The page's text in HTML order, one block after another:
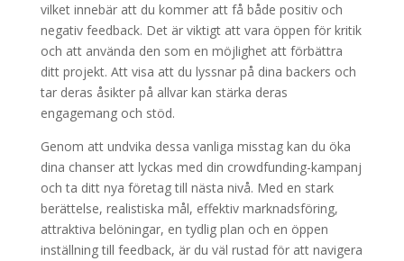
vilket innebär att du kommer att få både positiv och
negativ feedback. Det är viktigt att vara öppen för kritik
och att använda den som en möjlighet att förbättra
ditt projekt. Att visa att du lyssnar på dina backers och
tar deras åsikter på allvar kan stärka deras
engagemang och stöd.
Genom att undvika dessa vanliga misstag kan du öka
dina chanser att lyckas med din crowdfunding-kampanj
och ta ditt nya företag till nästa nivå. Med en stark
berättelse, realistiska mål, effektiv marknadsföring,
attraktiva belöningar, en tydlig plan och en öppen
inställning till feedback, är du väl rustad för att navigera